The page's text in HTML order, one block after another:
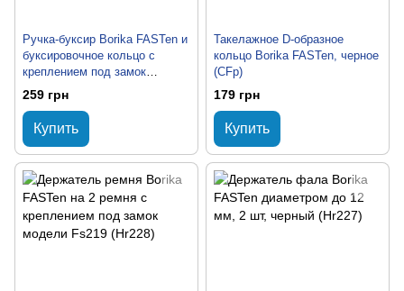
Ручка-буксир Borika FASTen и
буксировочное кольцо с
креплением под замок
модели Fs219 (PHr204)
259 грн
Купить
Такелажное D-образное
кольцо Borika FASTen, черное
(CFp)
179 грн
Купить